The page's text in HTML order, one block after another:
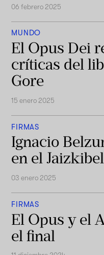
06 febrero 2025
MUNDO
El Opus Dei
críticas del
Gore
15 enero 2025
FIRMAS
Ignacio
en el Jaizkibel
03 enero 2025
FIRMAS
El Opus y el
el final